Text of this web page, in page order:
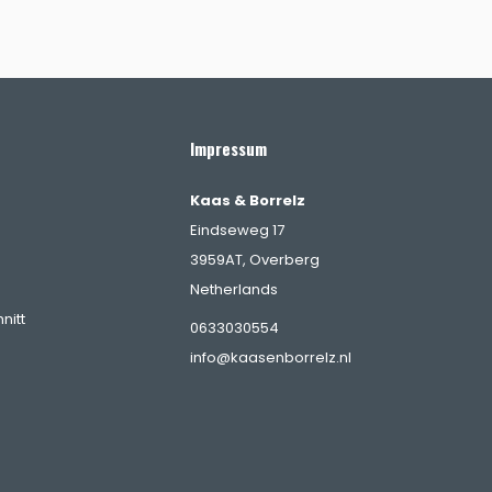
Impressum
Kaas & Borrelz
Eindseweg 17
3959AT, Overberg
Netherlands
0633030554
info@kaasenborrelz.nl